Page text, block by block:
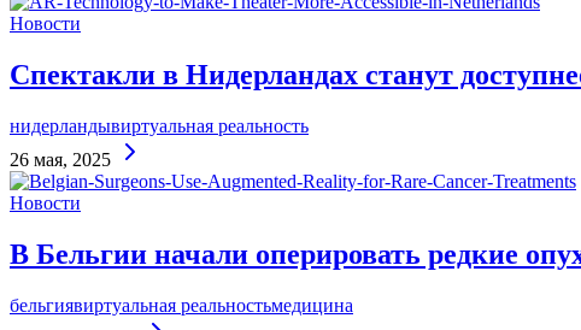
Новости
Спектакли в Нидерландах станут
нидерландывиртуальная реальность
26 мая, 2025
Новости
В Бельгии начали оперировать редкие
бельгиявиртуальная реальностьмедицина